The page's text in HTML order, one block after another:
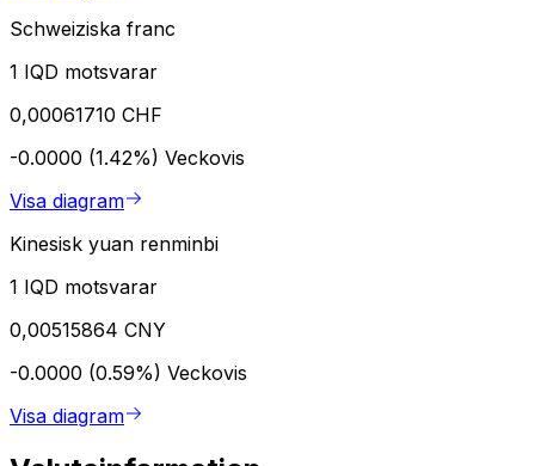
Schweiziska franc
1 IQD motsvarar
0,00061710 CHF
-0.0000 (1.42%) Veckovis
Visa diagram
Kinesisk yuan renminbi
1 IQD motsvarar
0,00515864 CNY
-0.0000 (0.59%) Veckovis
Visa diagram